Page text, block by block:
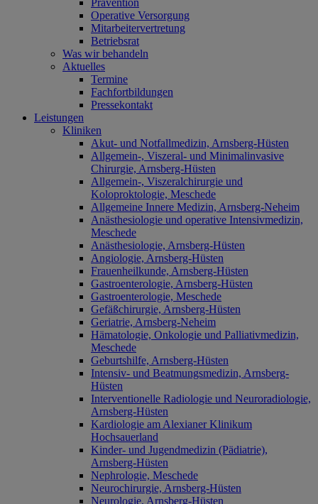
Prävention
Operative Versorgung
Mitarbeitervertretung
Betriebsrat
Was wir behandeln
Aktuelles
Termine
Fachfortbildungen
Pressekontakt
Leistungen
Kliniken
Akut- und Notfallmedizin, Arnsberg-Hüsten
Allgemein-, Viszeral- und Minimalinvasive
Chirurgie, Arnsberg-Hüsten
Allgemein-, Viszeralchirurgie und
Koloproktologie, Meschede
Allgemeine Innere Medizin, Arnsberg-Neheim
Anästhesiologie und operative Intensivmedizin,
Meschede
Anästhesiologie, Arnsberg-Hüsten
Angiologie, Arnsberg-Hüsten
Frauenheilkunde, Arnsberg-Hüsten
Gastroenterologie, Arnsberg-Hüsten
Gastroenterologie, Meschede
Gefäßchirurgie, Arnsberg-Hüsten
Geriatrie, Arnsberg-Neheim
Hämatologie, Onkologie und Palliativmedizin,
Meschede
Geburtshilfe, Arnsberg-Hüsten
Intensiv- und Beatmungsmedizin, Arnsberg-
Hüsten
Interventionelle Radiologie und Neuroradiologie,
Arnsberg-Hüsten
Kardiologie am Alexianer Klinikum
Hochsauerland
Kinder- und Jugendmedizin (Pädiatrie),
Arnsberg-Hüsten
Nephrologie, Meschede
Neurochirurgie, Arnsberg-Hüsten
Neurologie, Arnsberg-Hüsten